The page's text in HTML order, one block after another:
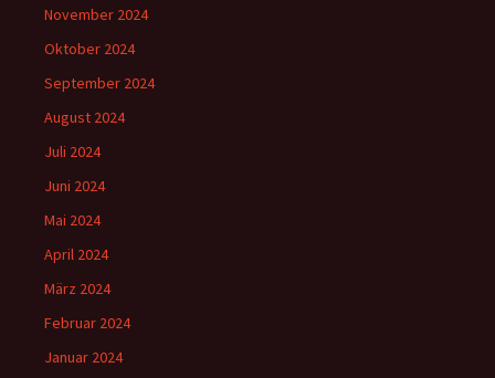
November 2024
Oktober 2024
September 2024
August 2024
Juli 2024
Juni 2024
Mai 2024
April 2024
März 2024
Februar 2024
Januar 2024